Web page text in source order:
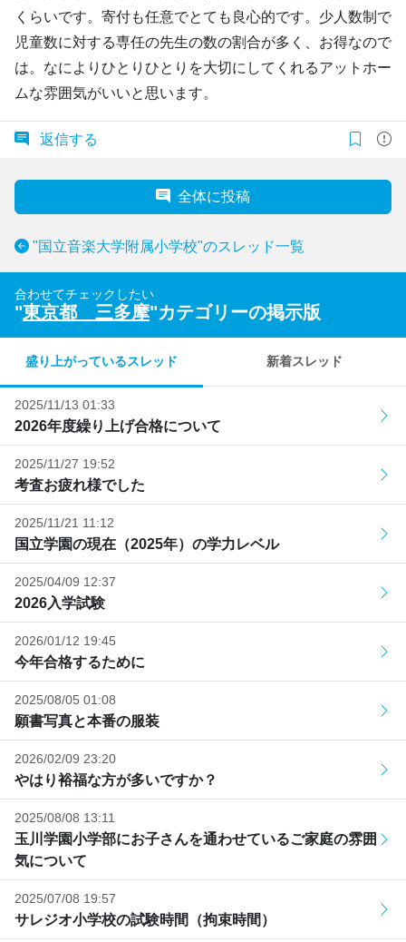
くらいです。寄付も任意でとても良心的です。少人数制で
児童数に対する専任の先生の数の割合が多く、お得なので
は。なによりひとりひとりを大切にしてくれるアットホー
ムな雰囲気がいいと思います。
返信する
全体に投稿
"国立音楽大学附属小学校"のスレッド一覧
合わせてチェックしたい
"東京都 三多摩"カテゴリーの掲示版
盛り上がっているスレッド 新着スレッド
2025/11/13 01:33
2026年度繰り上げ合格について
2025/11/27 19:52
考査お疲れ様でした
2025/11/21 11:12
国立学園の現在（2025年）の学力レベル
2025/04/09 12:37
2026入学試験
2026/01/12 19:45
今年合格するために
2025/08/05 01:08
願書写真と本番の服装
2026/02/09 23:20
やはり裕福な方が多いですか？
2025/08/08 13:11
玉川学園小学部にお子さんを通わせているご家庭の雰囲
気について
2025/07/08 19:57
サレジオ小学校の試験時間（拘束時間）